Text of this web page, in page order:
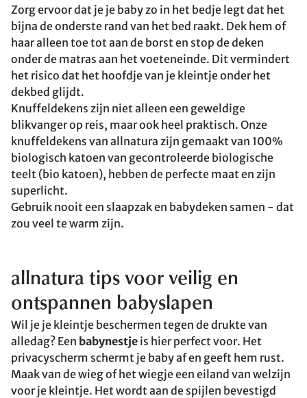
Zorg ervoor dat je je baby zo in het bedje legt dat het
bijna de onderste rand van het bed raakt. Dek hem of
haar alleen toe tot aan de borst en stop de deken
onder de matras aan het voeteneinde. Dit vermindert
het risico dat het hoofdje van je kleintje onder het
dekbed glijdt.
Knuffeldekens zijn niet alleen een geweldige
blikvanger op reis, maar ook heel praktisch. Onze
knuffeldekens van allnatura zijn gemaakt van 100%
biologisch katoen van gecontroleerde biologische
teelt (bio katoen), hebben de perfecte maat en zijn
superlicht.
Gebruik nooit een slaapzak en babydeken samen - dat
zou veel te warm zijn.
allnatura tips voor veilig en
ontspannen babyslapen
Wil je je kleintje beschermen tegen de drukte van
alledag? Een babynestje is hier perfect voor. Het
privacyscherm schermt je baby af en geeft hem rust.
Maak van de wieg of het wiegje een eiland van welzijn
voor je kleintje. Het wordt aan de spijlen bevestigd